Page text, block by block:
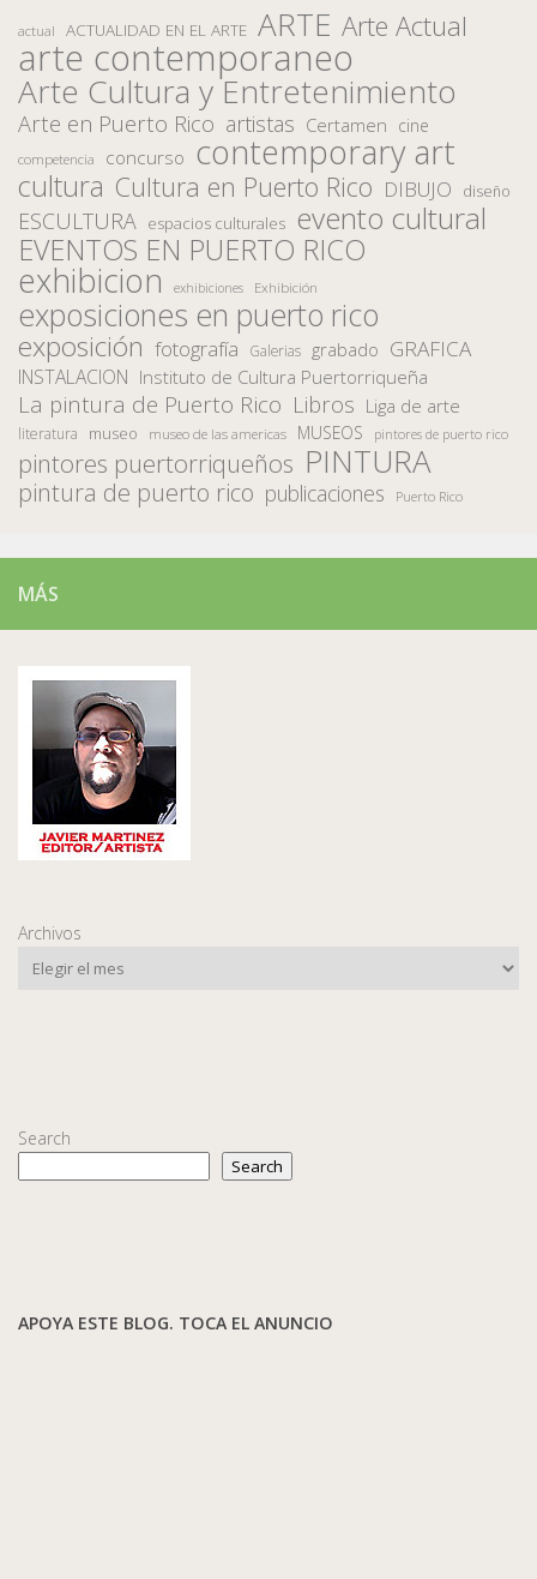
actual ACTUALIDAD EN EL ARTE ARTE Arte Actual
arte contemporaneo
Arte Cultura y Entretenimiento
Arte en Puerto Rico artistas Certamen cine
competencia concurso contemporary art
cultura Cultura en Puerto Rico DIBUJO diseño
ESCULTURA espacios culturales evento cultural
EVENTOS EN PUERTO RICO
exhibicion exhibiciones Exhibición
exposiciones en puerto rico
exposición fotografía Galerias grabado GRAFICA
INSTALACION Instituto de Cultura Puertorriqueña
La pintura de Puerto Rico Libros Liga de arte
literatura museo museo de las americas MUSEOS pintores de puerto rico
pintores puertorriqueños PINTURA
pintura de puerto rico publicaciones Puerto Rico
MÁS
Archivos
Search
Search
APOYA ESTE BLOG. TOCA EL ANUNCIO